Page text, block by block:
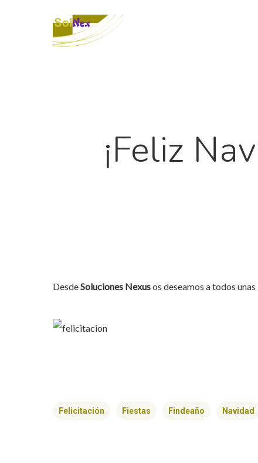
¡Feliz
DesdeSoluciones Nexusos deseamos a todos unas
Felicitación Fiestas Findeaño Navidad